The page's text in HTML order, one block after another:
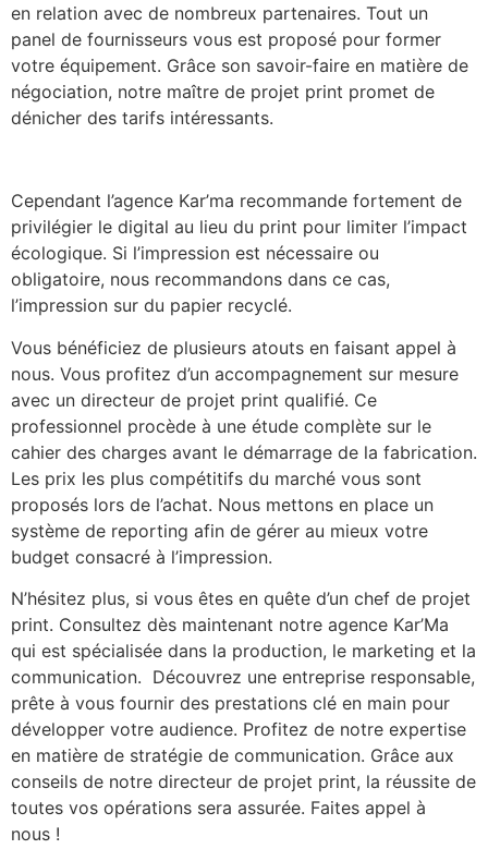
en relation avec de nombreux partenaires. Tout un
panel de fournisseurs vous est proposé pour former
votre équipement. Grâce son savoir-faire en matière de
négociation, notre maître de projet print promet de
dénicher des tarifs intéressants.
Cependant l’agence Kar’ma recommande fortement de
privilégier le digital au lieu du print pour limiter l’impact
écologique. Si l’impression est nécessaire ou
obligatoire, nous recommandons dans ce cas,
l’impression sur du papier recyclé.
Vous bénéficiez de plusieurs atouts en faisant appel à
nous. Vous profitez d’un accompagnement sur mesure
avec un directeur de projet print qualifié. Ce
professionnel procède à une étude complète sur le
cahier des charges avant le démarrage de la fabrication.
Les prix les plus compétitifs du marché vous sont
proposés lors de l’achat. Nous mettons en place un
système de reporting afin de gérer au mieux votre
budget consacré à l’impression.
N’hésitez plus, si vous êtes en quête d’un chef de projet
print. Consultez dès maintenant notre agence Kar’Ma
qui est spécialisée dans la production, le marketing et la
communication. Découvrez une entreprise responsable,
prête à vous fournir des prestations clé en main pour
développer votre audience. Profitez de notre expertise
en matière de stratégie de communication. Grâce aux
conseils de notre directeur de projet print, la réussite de
toutes vos opérations sera assurée. Faites appel à
nous !